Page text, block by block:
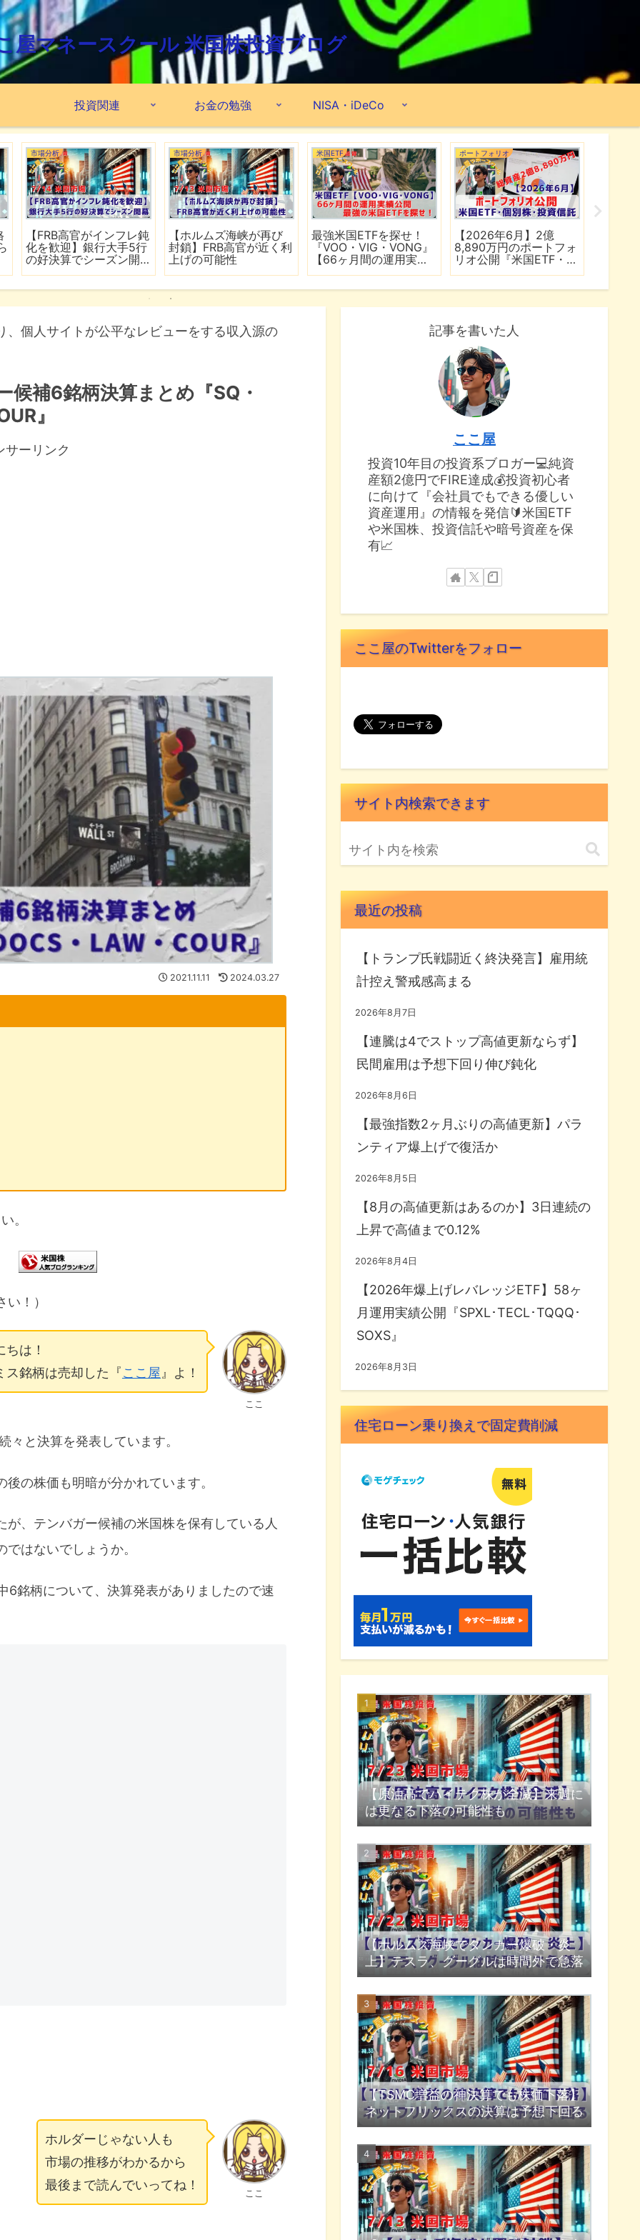
屋マネースクール 米国株投資ブログ
投資関連 お金の勉強 NISA・iDeCo
市場分析
【FRB高官がインフレ鈍
化を歓迎】銀行大手5行
の好決算でシーズン開
市場分析
【ホルムズ海峡が再び
封鎖】FRB高官が近く利
上げの可能性
米国ETF
最強米国ETFを探せ！
『VOO・VIG・VONG』
【66ヶ月間の運用実績
ポートフォリオ
【2026年6月】2億
8,890万円のポートフォ
リオ公開『米国ETF・個
個人サイトが公平なレビューをする収入源の
候補6銘柄決算まとめ『SQ・
』
サーリンク
2021.11.11 2024.03.27
。
！）
ここ
ちは！
ス銘柄は売却した『ここ屋』よ！
々と決算を発表しています。
の株価も明暗が分かれています。
、テンバガー候補の米国株を保有している人
はないでしょうか。
6銘柄について、決算発表がありましたので速
ここ
ホルダーじゃない人も
市場の推移がわかるから
最後まで読んでいってね！
記事を書いた人
ここ屋
投資10年目の投資系ブロガー💻純資
産額2億円でFIRE達成💰投資初心者
に向けて『会社員でもできる優しい
資産運用』の情報を発信🔰米国ETF
や米国株、投資信託や暗号資産を保
有📈
ここ屋のTwitterをフォロー
サイト内検索できます
最近の投稿
【トランプ氏戦闘近く終決発言】雇用統
計控え警戒感高まる
2026年8月7日
【連騰は4でストップ高値更新ならず】
民間雇用は予想下回り伸び鈍化
2026年8月6日
【最強指数2ヶ月ぶりの高値更新】パラ
ンティア爆上げで復活か
2026年8月5日
【8月の高値更新はあるのか】3日連続の
上昇で高値まで0.12%
2026年8月4日
【2026年爆上げレバレッジETF】58ヶ
月運用実績公開『SPXL･TECL･TQQQ･
SOXS』
2026年8月3日
住宅ローン乗り換えで固定費削減
【原油高でハイテク株が全滅】来週に
は更なる下落の可能性も
【ホルムズ海峡でタンカー爆破・炎
上】テスラ、グーグルは時間外で急落
【TSMC増益の神決算でも株価下落】
ネットフリックスの決算は予想下回る